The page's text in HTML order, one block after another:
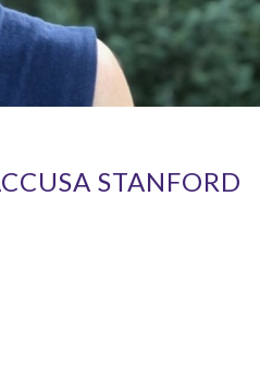
STANFORD